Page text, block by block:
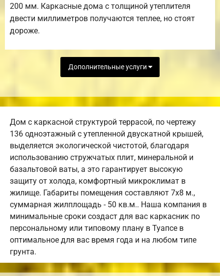
200 мм. Каркасные дома с толщиной утеплителя
двести миллиметров получаются теплее, но стоят
дороже.
Дополнительные услуги
Дом с каркасной структурой террасой, по чертежу
136 одноэтажный с утепленной двускатной крышей,
выделяется экологической чистотой, благодаря
использованию стружчатых плит, минеральной и
базальтовой ваты, а это гарантирует высокую
защиту от холода, комфортный микроклимат в
жилище. Габариты помещения составляют 7х8 м.,
суммарная жилплощадь - 50 кв.м.. Наша компания в
минимальные сроки создаст для вас каркасник по
персональному или типовому плану в Туапсе в
оптимальное для вас время года и на любом типе
грунта.